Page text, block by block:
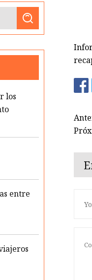
los
entre